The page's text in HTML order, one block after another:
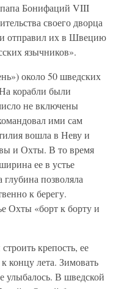
папа Бонифаций VIII
своего дворца
отправил их в Швецию
язычников».
около 50 шведских
корабли были
не включены
ими сам
вошла в Неву и
и Охты. В то время
ее в устье
глубина позволяла
к берегу.
Охты «борт к борту и
крепость, ее
концу лета. Зимовать
улыбалось. В шведской